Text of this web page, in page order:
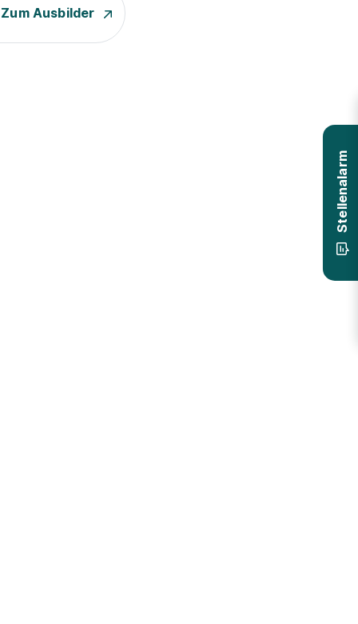
Zum Ausbilder
Stellenalarm